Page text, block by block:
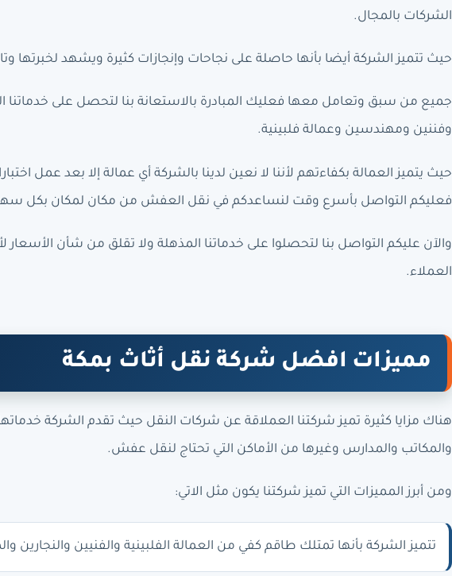
الشركات بالمجال.
حيث تتميز الشركة أيضا بأنها حاصلة على نجاحات وإنجازات كثيرة ويشهد لخبرتها
جميع من سبق وتعامل معها فعليك المبادرة بالاستعانة بنا لتحصل على خدماتنا
وفننين ومهندسين وعمالة فلبينية.
حيث يتميز العمالة بكفاءتهم لأننا لا نعين لدينا بالشركة أي عمالة إلا بعد عمل
فعليكم التواصل بأسرع وقت لنساعدكم في نقل العفش من مكان لمكان بكل
والآن عليكم التواصل بنا لتحصلوا على خدماتنا المذهلة ولا تقلق من شأن الأسعار
العملاء.
مميزات افضل شركة نقل أثاث بمكة
هناك مزايا كثيرة تميز شركتنا العملاقة عن شركات النقل حيث تقدم الشركة
والمكاتب والمدارس وغيرها من الأماكن التي تحتاج لنقل عفش.
ومن أبرز المميزات التي تميز شركتنا يكون مثل الاتي:
تتميز الشركة بأنها تمتلك طاقم كفي من العمالة الفلبينية والفنيين والنجارين